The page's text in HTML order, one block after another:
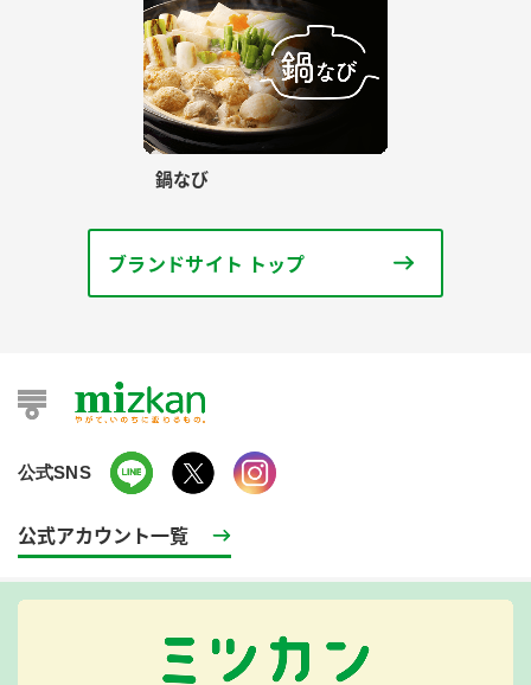
鍋なび
ブランドサイト トップ
公式SNS
公式アカウント一覧